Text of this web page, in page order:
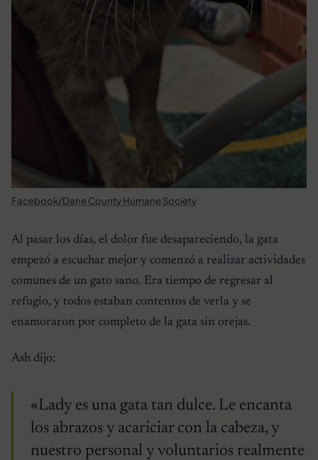
Facebook/Dane County Humane Society
Al pasar los días, el dolor fue desapareciendo, la gata
empezó a escuchar mejor y comenzó a realizar actividades
comunes de un gato sano. Era tiempo de regresar al
refugio, y todos estaban contentos de verla y se
enamoraron por completo de la gata sin orejas.
Ash dijo:
«Lady es una gata tan dulce. Le encanta
los abrazos y acariciar con la cabeza, y
nuestro personal y voluntarios realmente